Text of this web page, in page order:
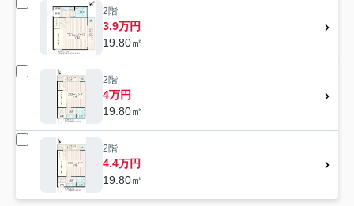
2階
3.9万円
19.80㎡
2階
4万円
19.80㎡
2階
4.4万円
19.80㎡